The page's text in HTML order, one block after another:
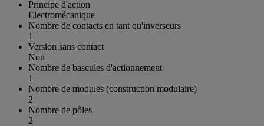
Principe d'action
Electromécanique
Nombre de contacts en tant qu'inverseurs
1
Version sans contact
Non
Nombre de bascules d'actionnement
1
Nombre de modules (construction modulaire)
2
Nombre de pôles
2